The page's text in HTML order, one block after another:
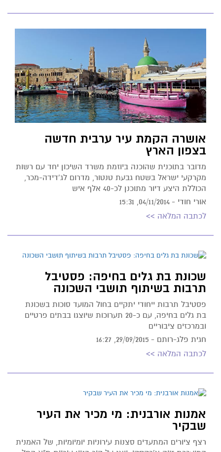
אושרה הקמת עיר ערבית חדשה
בצפון הארץ
מדובר בתוכנית שהוכנה ביוזמת משרד השיכון יחד עם רשות
מקרקעי ישראל בשטח גבעת טנטור, מדרום לג'דידה-מכר,
הכוללת היצע דיור מתוכנן לכ-40 אלף איש
אורי חודי - 04/11/2014, 15:31
לכתבה המלאה >>
שכונת בת גלים בחיפה: פסטיבל
תרבות בשיתוף תושבי השכונה
פסטיבל תרבות ייחודי יתקיים בחול המועד סוכות בשכונת
בת גלים בחיפה, עם כ-20 תערוכות שיוצגו בבתים פרטיים
ובמרכזים ציבוריים
חגית פלג-רותם - 29/09/2015, 16:27
לכתבה המלאה >>
אמנות אורבנית: מי מכיר את העיר
שבקיר
רצף ציורים המתעדים סצנות עירוניות יומיומיות, של האמנית